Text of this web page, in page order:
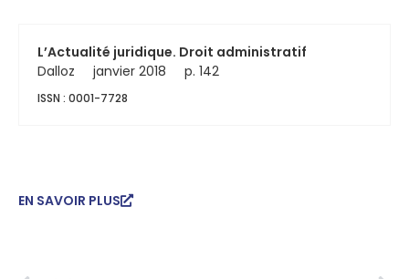
L’Actualité juridique. Droit administratif
Dalloz
janvier 2018 p. 142
ISSN : 0001-7728
EN SAVOIR PLUS